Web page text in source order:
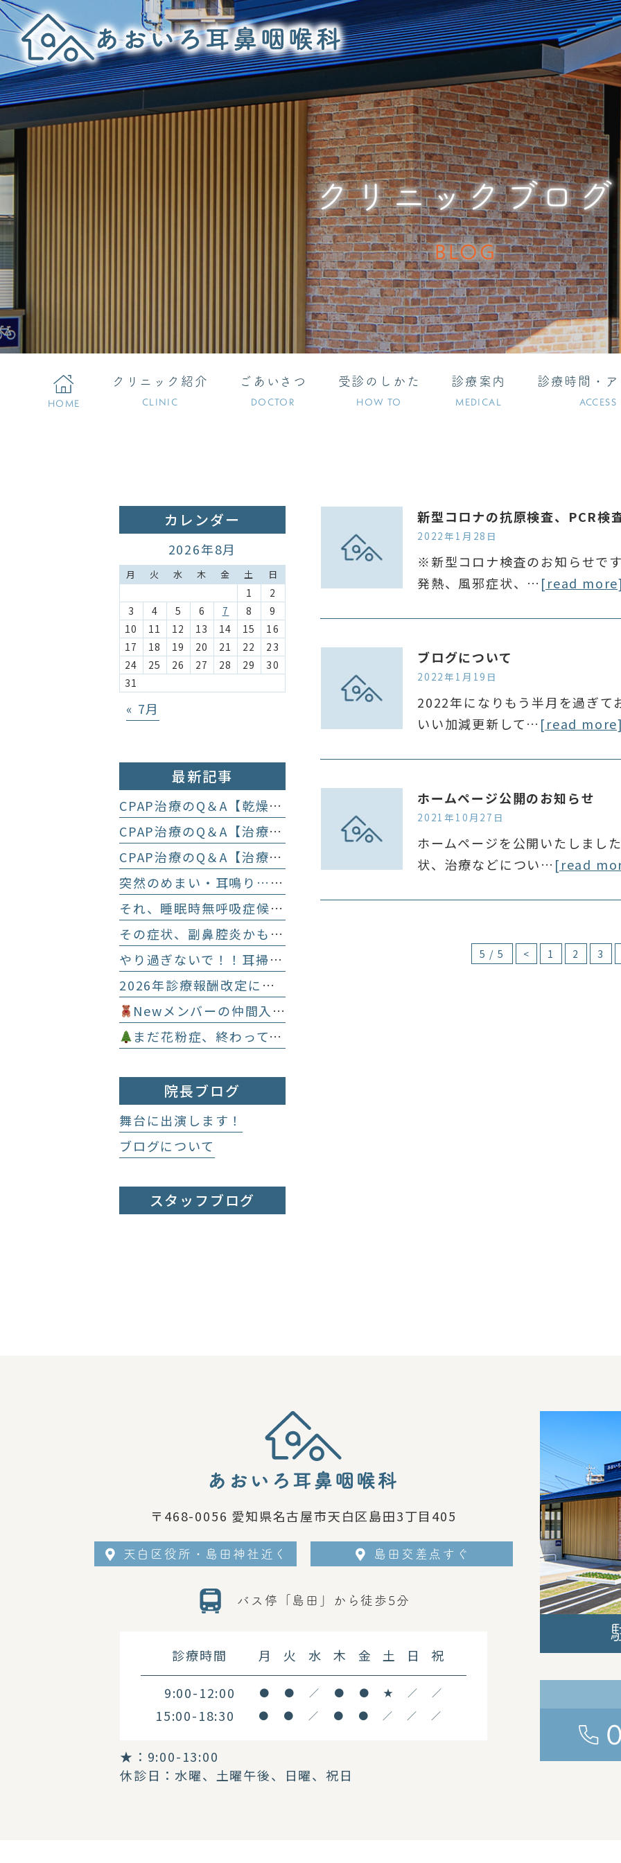
クリニックブログ
BLOG
HOME
クリニック紹介
CLINIC
ごあいさつ
DOCTOR
受診のしかた
HOW TO
診療案内
MEDICAL
診療時間・
ACCESS
新型コロナの抗原検査、PCR検
2022年1月28日
※新型コロナ検査のお知らせで
発熱、風邪症状、… [read
ブログについて
2022年1月19日
2022年になりもう半月を過ぎて
いい加減更新して… [read
ホームページ公開のお知らせ
2021年10月27日
ホームページを公開いたしまし
状、治療などについ… [read
5 / 5 < 1 2 3
カレンダー
2026年8月
月 火 水 木 金 土 日
1
2
3
4 5 6 7 8
9
10
11 12 13 14 15
16
17
18 19 20 21 22
23
24
25 26 27 28 29
30
31
« 7月
最新記事
CPAP治療のQ＆A【乾燥や温度など季節に関するお悩み】
CPAP治療のQ＆A【治療に慣れた際のお悩み】
CPAP治療のQ＆A【治療開始時に多いお悩み】
突然のめまい・耳鳴り…それ、メニエル病かもしれません
それ、睡眠時無呼吸症候群かも！？
その症状、副鼻腔炎かも？！
やり過ぎないで！！耳掃除
2026年診療報酬改定に伴う加算について
Newメンバーの仲間入り
まだ花粉症、終わってません
院長ブログ
舞台に出演します！
ブログについて
スタッフブログ
〒468-0056 愛知県名古屋市天白区島田3丁目405
天白区役所・島田神社近く 島田交差点すぐ
バス停「島田」から徒歩5分
診療時間 月 火 水 木 金 土 日 祝
9:00-12:00 ● ● ／ ● ● ★ ／ ／
15:00-18:30 ● ● ／ ● ● ／ ／ ／
★ ：9:00-13:00
休診日：水曜、土曜午後、日曜、祝日